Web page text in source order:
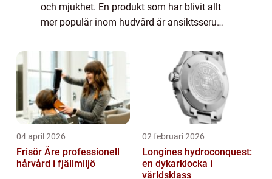
och mjukhet. En produkt som har blivit allt
mer populär inom hudvård är ansiktsserum,
hudvårdsprodukter erbjuder en mängd f...
04 april 2026
Frisör Åre professionell
hårvård i fjällmiljö
02 februari 2026
Longines hydroconquest:
en dykarklocka i
världsklass